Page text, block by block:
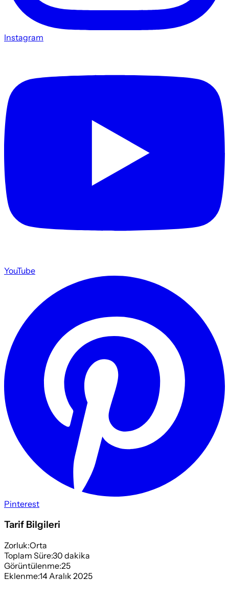
Instagram
YouTube
Pinterest
Tarif Bilgileri
Zorluk:Orta
Toplam Süre:30 dakika
Görüntülenme:25
Eklenme:14 Aralık 2025